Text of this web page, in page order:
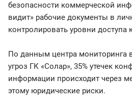
безопасности коммерческой
видит» рабочие документы в
контролировать уровни доступа
По данным центра мониторинга
угроз ГК «Солар», 35% утечек
информации происходит через
этому юридические риски.